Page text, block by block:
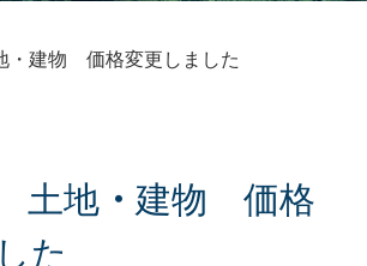
建物 価格変更しました
土地 ・ 建物 価格
した